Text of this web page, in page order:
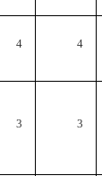
4 4
3 3